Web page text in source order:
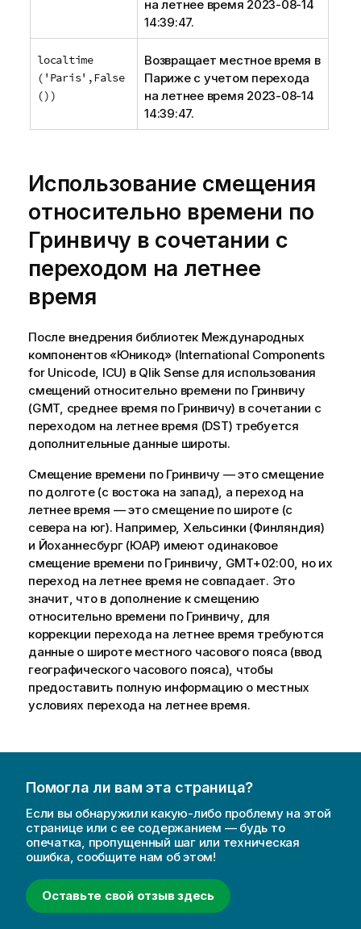
на летнее время 2023-08-14
14:39:47.
localtime
('Paris',False
())
Возвращает местное время в
Париже с учетом перехода
на летнее время 2023-08-14
14:39:47.
Использование смещения
относительно времени по
Гринвичу в сочетании с
переходом на летнее
время
После внедрения библиотек Международных
компонентов «Юникод» (International Components
for Unicode, ICU) в Qlik Senseдля использования
смещений относительно времени по Гринвичу
(GMT, среднее время по Гринвичу) в сочетании с
переходом на летнее время (DST) требуется
дополнительные данные широты.
Смещение времени по Гринвичу — это смещение
по долготе (с востока на запад), а переход на
летнее время — это смещение по широте (с
севера на юг). Например, Хельсинки (Финляндия)
и Йоханнесбург (ЮАР) имеют одинаковое
смещение времени по Гринвичу, GMT+02:00, но их
переход на летнее время не совпадает. Это
значит, что в дополнение к смещению
относительно времени по Гринвичу, для
коррекции перехода на летнее время требуются
данные о широте местного часового пояса (ввод
географического часового пояса), чтобы
предоставить полную информацию о местных
условиях перехода на летнее время.
Помогла ли вам эта страница?
Если вы обнаружили какую-либо проблему на этой
странице или с ее содержанием — будь то
опечатка, пропущенный шаг или техническая
ошибка, сообщите нам об этом!
Оставьте свой отзыв здесь